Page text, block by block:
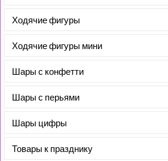
Ходячие фигуры
Ходячие фигуры мини
Шары с конфетти
Шары с перьями
Шары цифры
Товары к празднику